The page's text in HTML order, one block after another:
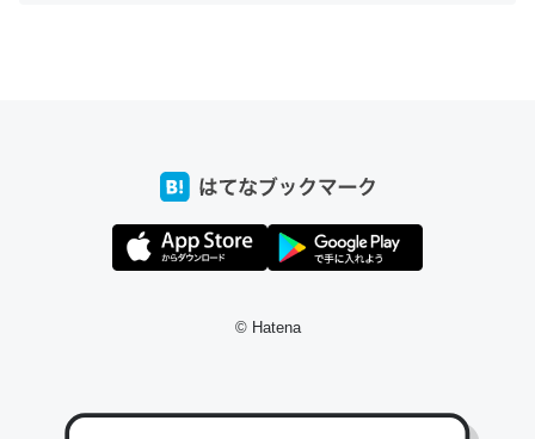
たいなのでネット環境作ったけどAlexaしか使わないので
34
© Hatena